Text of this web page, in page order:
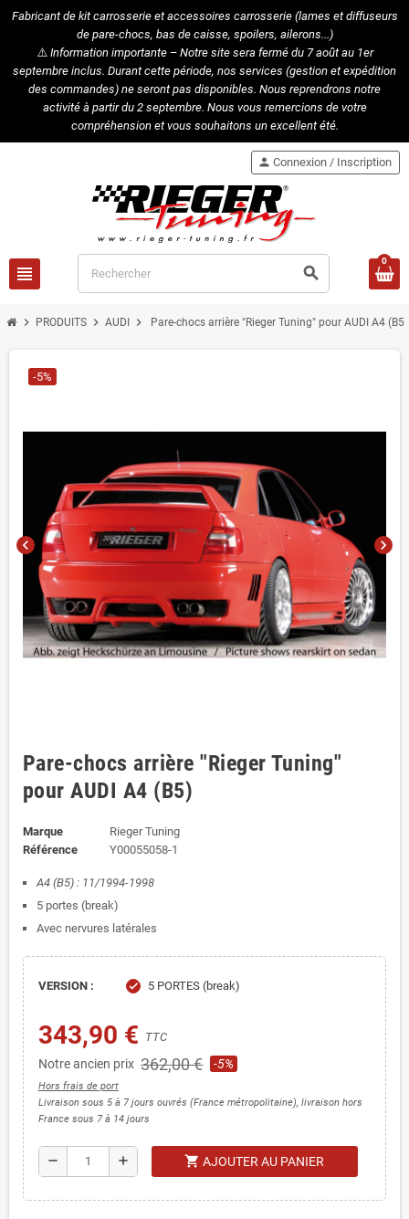
Fabricant de kit carrosserie et accessoires carrosserie (lames et diffuseurs
de pare-chocs, bas de caisse, spoilers, ailerons...)
⚠️Information importante – Notre site sera fermé du 7 août au 1er
septembre inclus. Durant cette période, nos services (gestion et expédition
des commandes) ne seront pas disponibles. Nous reprendrons notre
activité à partir du 2 septembre. Nous vous remercions de votre
compréhension et vous souhaitons un excellent été.
view_headline search
person Connexion / Inscription
0
chevron_right PRODUITS chevron_right AUDI chevron_right Pare-chocs arrière "Rieger Tuning" pour AUDI A4 (B5)
chevron_left chevron_right
-5%
Pare-chocs arrière "Rieger Tuning"
pour AUDI A4 (B5)
Marque
Rieger Tuning
Référence
Y00055058-1
A4 (B5) : 11/1994-1998
5 portes (break)
Avec nervures latérales
VERSION : check 5 PORTES (break)
343,90 € TTC
Notre ancien prix 362,00 € -5%
Hors frais de port
Livraison sous 5 à 7 jours ouvrés (France métropolitaine), livraison hors
France sous 7 à 14 jours
remove add shopping_cart AJOUTER AU PANIER